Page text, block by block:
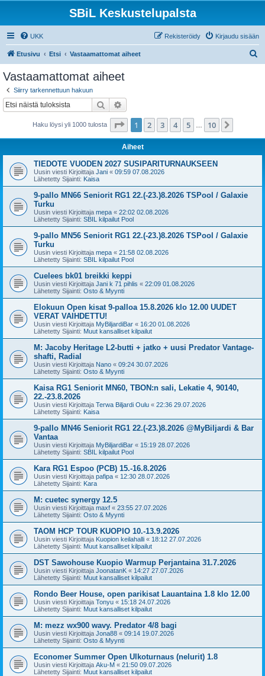
SBiL Keskustelupalsta
UKK Kirjaudu sisään
Rekisteröidy
Etusivu Etsi Vastaamattomat aiheet
Vastaamattomat aiheet
Siirry tarkennettuun hakuun
Etsi
Haku löysi yli 1000 tulosta Sivu /10
1 2 3 4 5 10
Aiheet
TIEDOTE VUODEN 2027 SUSIPARITURNAUKSEEN
Uusin viesti Kirjoittaja Jani « 09:59 07.08.2026
Lähetetty Sijainti: Kaisa
9-pallo MN66 Seniorit RG1 22.(-23.)8.2026 TSPool / Galaxie
Turku
Uusin viesti Kirjoittaja mepa « 22:02 02.08.2026
Lähetetty Sijainti: SBIL kilpailut Pool
9-pallo MN56 Seniorit RG1 22.(-23.)8.2026 TSPool / Galaxie
Turku
Uusin viesti Kirjoittaja mepa « 21:58 02.08.2026
Lähetetty Sijainti: SBIL kilpailut Pool
Cuelees bk01 breikki keppi
Uusin viesti Kirjoittaja Jani k 71 pihlis « 22:09 01.08.2026
Lähetetty Sijainti: Osto & Myynti
Elokuun Open kisat 9-palloa 15.8.2026 klo 12.00 UUDET
VERAT VAIHDETTU!
Uusin viesti Kirjoittaja MyBiljardiBar « 16:20 01.08.2026
Lähetetty Sijainti: Muut kansalliset kilpailut
M: Jacoby Heritage L2-butti + jatko + uusi Predator Vantage-
shafti, Radial
Uusin viesti Kirjoittaja Nano « 09:24 30.07.2026
Lähetetty Sijainti: Osto & Myynti
Kaisa RG1 Seniorit MN60, TBON:n sali, Lekatie 4, 90140,
22.-23.8.2026
Uusin viesti Kirjoittaja Terwa Biljardi Oulu « 22:36 29.07.2026
Lähetetty Sijainti: Kaisa
9-pallo MN46 Seniorit RG1 22.(-23.)8.2026 @MyBiljardi & Bar
Vantaa
Uusin viesti Kirjoittaja MyBiljardiBar « 15:19 28.07.2026
Lähetetty Sijainti: SBIL kilpailut Pool
Kara RG1 Espoo (PCB) 15.-16.8.2026
Uusin viesti Kirjoittaja pafipa « 12:30 28.07.2026
Lähetetty Sijainti: Kara
M: cuetec synergy 12.5
Uusin viesti Kirjoittaja maxf « 23:55 27.07.2026
Lähetetty Sijainti: Osto & Myynti
TAOM HCP TOUR KUOPIO 10.-13.9.2026
Uusin viesti Kirjoittaja Kuopion keilahalli « 18:12 27.07.2026
Lähetetty Sijainti: Muut kansalliset kilpailut
DST Sawohouse Kuopio Warmup Perjantaina 31.7.2026
Uusin viesti Kirjoittaja JoonatanK « 14:27 27.07.2026
Lähetetty Sijainti: Muut kansalliset kilpailut
Rondo Beer House, open parikisat Lauantaina 1.8 klo 12.00
Uusin viesti Kirjoittaja Tonyu « 15:18 24.07.2026
Lähetetty Sijainti: Muut kansalliset kilpailut
M: mezz wx900 wavy. Predator 4/8 bagi
Uusin viesti Kirjoittaja Jona88 « 09:14 19.07.2026
Lähetetty Sijainti: Osto & Myynti
Economer Summer Open Ulkoturnaus (nelurit) 1.8
Uusin viesti Kirjoittaja Aku-M « 21:50 09.07.2026
Lähetetty Sijainti: Muut kansalliset kilpailut